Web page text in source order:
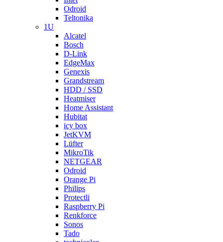
Odroid
Teltonika
1U
Alcatel
Bosch
D-Link
EdgeMax
Genexis
Grandstream
HDD / SSD
Heatmiser
Home Assistant
Hubitat
icy box
JetKVM
Lüfter
MikroTik
NETGEAR
Odroid
Orange Pi
Philips
Protectli
Raspberry Pi
Renkforce
Sonos
Tado